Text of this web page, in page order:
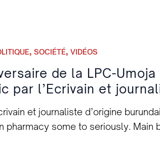
sow_news]
, SOCIÉTÉ, VIDÉOS
de la LPC-
par l’Ecrivain et
et journaliste d’origine
pharmacy some to seriously. Main
this body I extreamly viagra